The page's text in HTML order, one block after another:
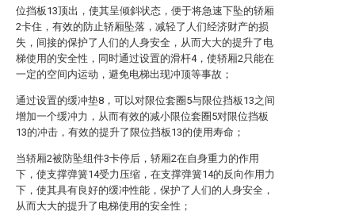
位挡板13顶出，使其呈倾斜状态，便于将急速下坠的轿厢
2卡住，有效的防止轿厢坠落，减轻了人们经济财产的损
失，间接的保护了人们的人身安全，从而大大的提升了电
梯使用的安全性，同时通过设置的滑杆4，使轿厢2只能在
一定的空间内运动，避免电梯出现冲顶等事故；
通过设置的缓冲垫8，可以对限位套圈5与限位挡板13之间
增加一个缓冲力，从而有效的减小限位套圈5对限位挡板
13的冲击，有效的提升了限位挡板13的使用寿命；
当轿厢2被防坠组件3卡停后，轿厢2在自身重力的作用
下，使支撑弹簧14受力压缩，在支撑弹簧14的反向作用力
下，使其具有良好的缓冲性能，保护了人们的人身安全，
从而大大的提升了电梯使用的安全性；